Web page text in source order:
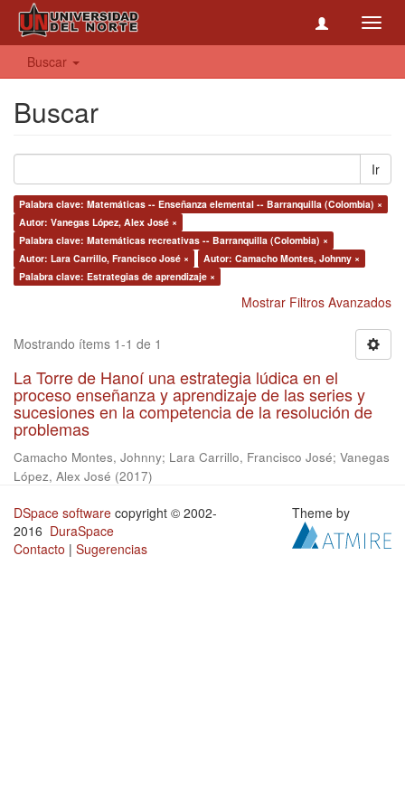
Buscar
Buscar
Ir
Palabra clave: Matemáticas -- Enseñanza elemental -- Barranquilla (Colombia) ×
Autor: Vanegas López, Alex José ×
Palabra clave: Matemáticas recreativas -- Barranquilla (Colombia) ×
Autor: Lara Carrillo, Francisco José ×
Autor: Camacho Montes, Johnny ×
Palabra clave: Estrategias de aprendizaje ×
Mostrar Filtros Avanzados
Mostrando ítems 1-1 de 1
La Torre de Hanoí una estrategia lúdica en el
proceso enseñanza y aprendizaje de las series y
sucesiones en la competencia de la resolución de
problemas
Camacho Montes, Johnny; Lara Carrillo, Francisco José; Vanegas
López, Alex José (2017)
DSpace software copyright © 2002-
2016 DuraSpace
Contacto | Sugerencias
Theme by